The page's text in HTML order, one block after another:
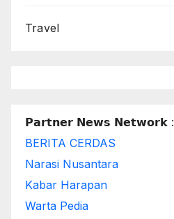
Travel
𝗣𝗮𝗿𝘁𝗻𝗲𝗿 𝗡𝗲𝘄𝘀 𝗡𝗲𝘁𝘄𝗼𝗿𝗸 :
BERITA CERDAS
Narasi Nusantara
Kabar Harapan
Warta Pedia